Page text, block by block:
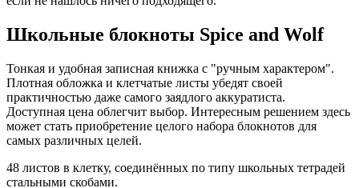
Школьные блокноты Spice and Wolf
Тонкая и удобная записная книжка с "ручным характером".
Плотная обложка и клетчатые листы убедят своей
практичностью даже самого заядлого аккуратиста.
Доступная цена облегчит выбор. Интересным решением здесь
может стать приобретение целого набора блокнотов для
самых различных целей.
48 листов в клетку, соединённых по типу школьных тетрадей
стальными скобами.